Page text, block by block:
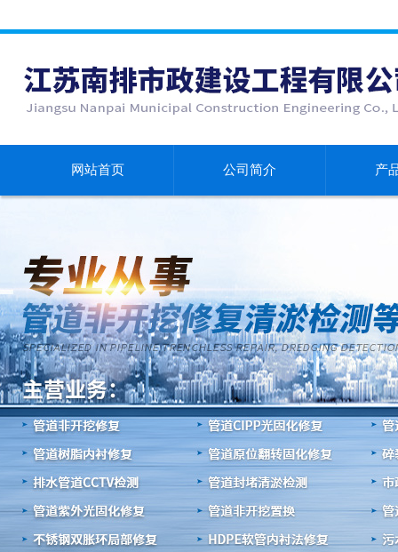
网站首页 公司简介 产